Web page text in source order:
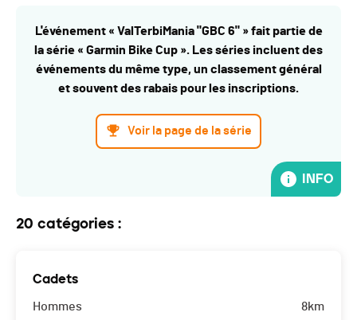
L'événement « ValTerbiMania "GBC 6" » fait partie de
la série « Garmin Bike Cup ». Les séries incluent des
événements du même type, un classement général
et souvent des rabais pour les inscriptions.
Voir la page de la série
INFO
20 catégories :
Cadets
Hommes 8km